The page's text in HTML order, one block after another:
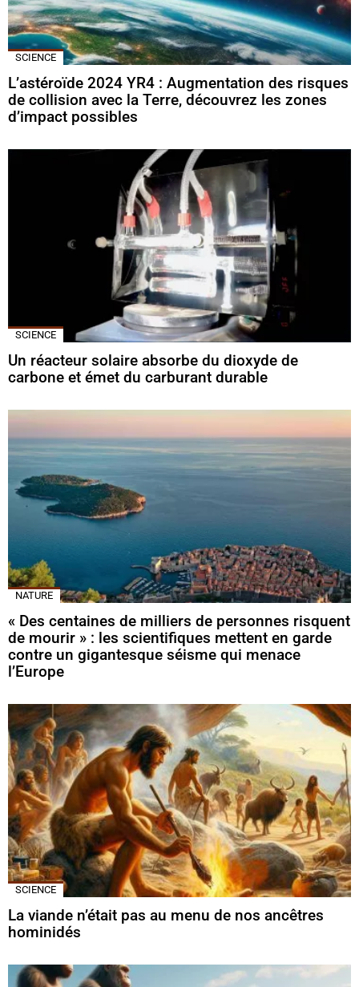
SCIENCE
L’astéroïde 2024 YR4 : Augmentation des risques
de collision avec la Terre, découvrez les zones
d’impact possibles
SCIENCE
Un réacteur solaire absorbe du dioxyde de
carbone et émet du carburant durable
NATURE
« Des centaines de milliers de personnes risquent
de mourir » : les scientifiques mettent en garde
contre un gigantesque séisme qui menace
l’Europe
SCIENCE
La viande n’était pas au menu de nos ancêtres
hominidés